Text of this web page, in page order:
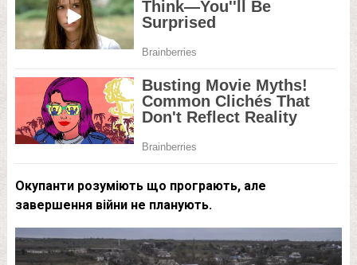
Окупанти розуміють що програють, але
завершення війни не планують.